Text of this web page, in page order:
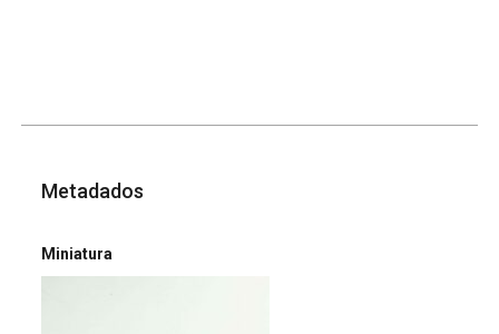
Metadados
Miniatura